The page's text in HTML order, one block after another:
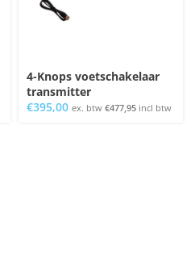
4-Knops voetschakelaar
transmitter
€395,00 ex. btw €477,95 incl btw